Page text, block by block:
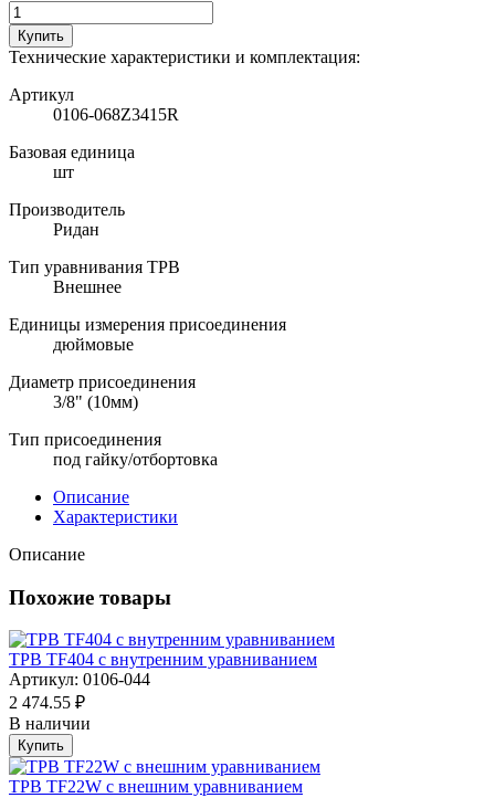
Купить
Технические характеристики и комплектация:
Артикул
0106-068Z3415R
Базовая единица
шт
Производитель
Ридан
Тип уравнивания ТРВ
Внешнее
Единицы измерения присоединения
дюймовые
Диаметр присоединения
3/8" (10мм)
Тип присоединения
под гайку/отбортовка
Описание
Характеристики
Описание
Похожие товары
ТРВ TF404 с внутренним уравниванием
Артикул: 0106-044
2 474.55 ₽
В наличии
Купить
ТРВ TF22W с внешним уравниванием